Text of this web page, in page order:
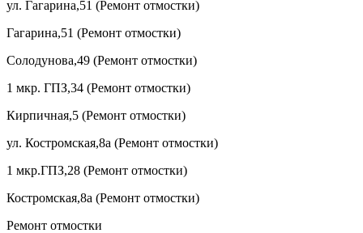
ул. Гагарина,51 (Ремонт отмостки)
Гагарина,51 (Ремонт отмостки)
Солодунова,49 (Ремонт отмостки)
1 мкр. ГПЗ,34 (Ремонт отмостки)
Кирпичная,5 (Ремонт отмостки)
ул. Костромская,8а (Ремонт отмостки)
1 мкр.ГПЗ,28 (Ремонт отмостки)
Костромская,8а (Ремонт отмостки)
Ремонт отмостки